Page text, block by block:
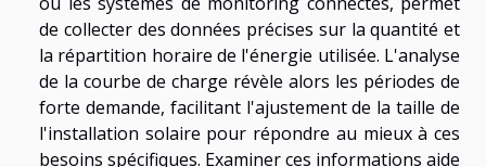
de collecter des données précises sur la quantité et
la répartition horaire de l'énergie utilisée. L'analyse
de la courbe de charge révèle alors les périodes de
forte demande, facilitant l'ajustement de la taille de
l'installation solaire pour répondre au mieux à ces
besoins spécifiques. Examiner ces informations aide